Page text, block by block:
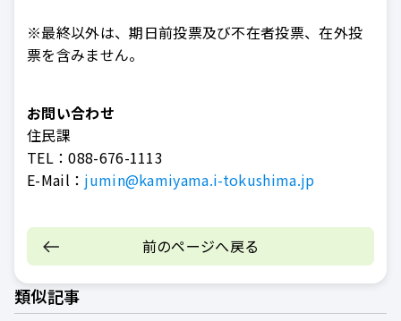
※最終以外は、期日前投票及び不在者投票、在外投
票を含みません。
お問い合わせ
住民課
TEL：088-676-1113
E-Mail： jumin@kamiyama.i-tokushima.jp
前のページへ戻る
類似記事